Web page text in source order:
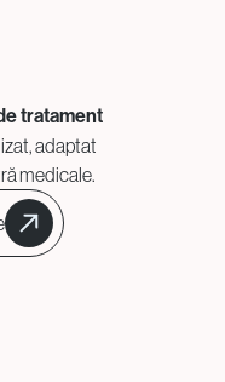
tratament
adaptat
medicale.